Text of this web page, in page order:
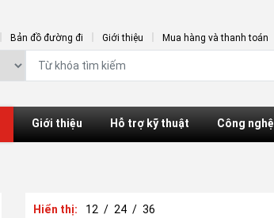
Bản đồ đường đi Giới thiệu Mua hàng và thanh toán
Giới thiệu Hỗ trợ kỹ thuật Công nghệ
Hiển thị: 12 / 24 / 36